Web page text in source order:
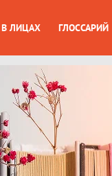
В ЛИЦАХ ГЛОССАРИЙ